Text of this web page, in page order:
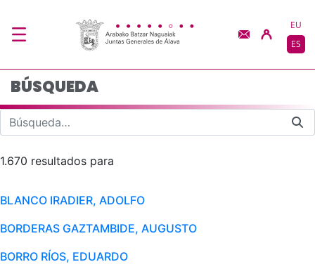
Búsqueda - JJGG-
EU
ES
BÚSQUEDA
1.670 resultados para
BLANCO IRADIER, ADOLFO
BORDERAS GAZTAMBIDE, AUGUSTO
BORRO RÍOS, EDUARDO